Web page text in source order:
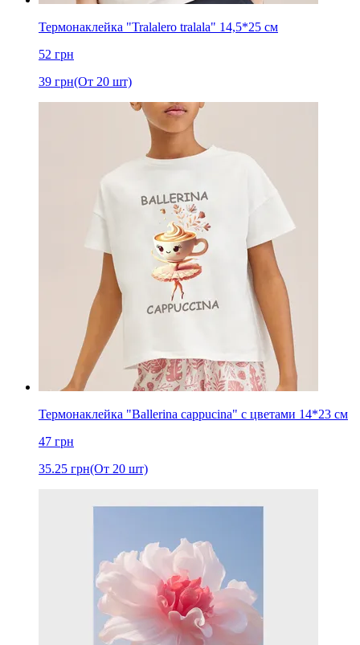
Термонаклейка "Tralalero tralala" 14,5*25 см
52 грн
39 грн(От 20 шт)
Термонаклейка "Ballerina cappucina" с цветами 14*23 см
47 грн
35.25 грн(От 20 шт)